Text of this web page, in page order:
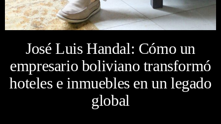
José Luis Handal: Cómo un
empresario boliviano transformó
hoteles e inmuebles en un legado
global